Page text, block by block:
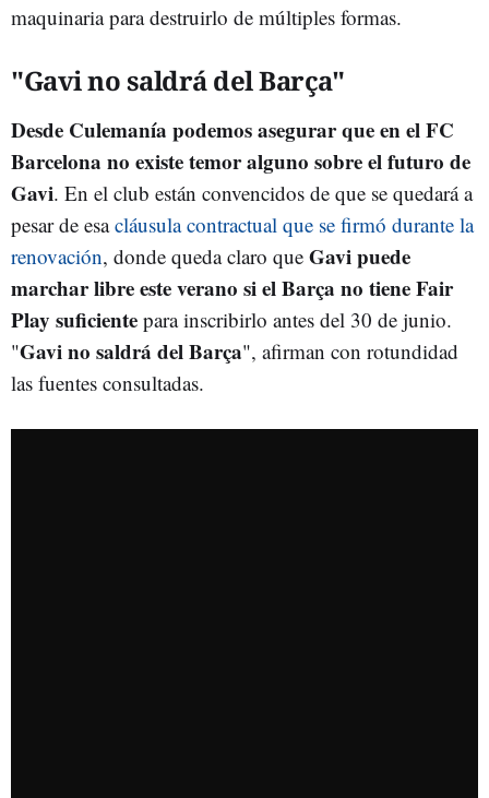
maquinaria para destruirlo de múltiples formas.
"Gavi no saldrá del Barça"
Desde Culemanía podemos asegurar que en el FC
Barcelona no existe temor alguno sobre el futuro de
Gavi. En el club están convencidos de que se quedará a
pesar de esacláusula contractual que se firmó durante la
renovación, donde queda claro que Gavi puede
marchar libre este verano si el Barça no tiene Fair
Play suficiente para inscribirlo antes del 30 de junio.
"Gavi no saldrá del Barça", afirman con rotundidad
las fuentes consultadas.